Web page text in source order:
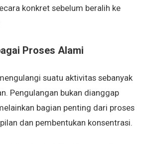
konkret sebelum beralih ke
Proses Alami
suatu aktivitas sebanyak
Pengulangan bukan dianggap
bagian penting dari proses
dan pembentukan konsentrasi.